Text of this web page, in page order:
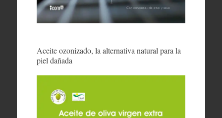
Aceite ozonizado, la alternativa natural para la
piel dañada